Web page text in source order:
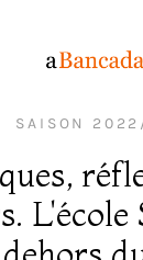
SAISON